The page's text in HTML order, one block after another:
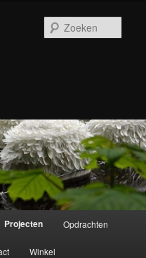
Projecten Opdrachten
Winkel